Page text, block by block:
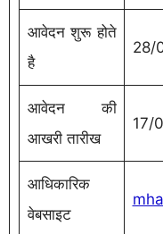
आवेदन शुरू होते
है
28/
आवेदन की
आखरी तारीख
17/
आधिकारिक
वेबसाइट